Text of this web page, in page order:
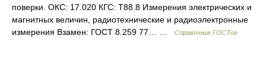
поверки. ОКС: 17.020 КГС: Т88.8 Измерения электрических и
магнитных величин, радиотехнические и радиоэлектронные
измерения Взамен: ГОСТ 8.259 77… …
Справочник ГОСТов